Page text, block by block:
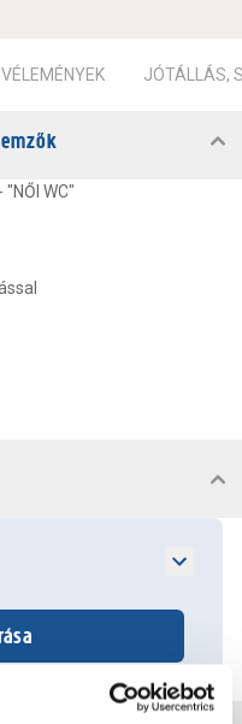
JÓTÁLLÁS,
WC"